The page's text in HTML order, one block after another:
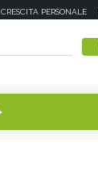
CRESCITA PERSONALE